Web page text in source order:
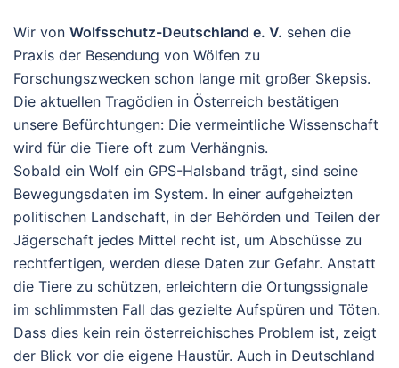
Wir von Wolfsschutz-Deutschland e. V. sehen die
Praxis der Besendung von Wölfen zu
Forschungszwecken schon lange mit großer Skepsis.
Die aktuellen Tragödien in Österreich bestätigen
unsere Befürchtungen: Die vermeintliche Wissenschaft
wird für die Tiere oft zum Verhängnis.
Sobald ein Wolf ein GPS-Halsband trägt, sind seine
Bewegungsdaten im System. In einer aufgeheizten
politischen Landschaft, in der Behörden und Teilen der
Jägerschaft jedes Mittel recht ist, um Abschüsse zu
rechtfertigen, werden diese Daten zur Gefahr. Anstatt
die Tiere zu schützen, erleichtern die Ortungssignale
im schlimmsten Fall das gezielte Aufspüren und Töten.
Dass dies kein rein österreichisches Problem ist, zeigt
der Blick vor die eigene Haustür. Auch in Deutschland